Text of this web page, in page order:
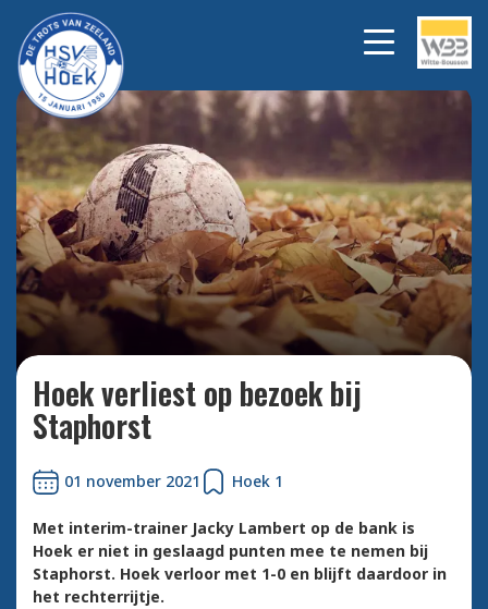
Bekijk alle foto's
Hoek verliest op bezoek bij
Staphorst
01 november 2021 Hoek 1
Met interim-trainer Jacky Lambert op de bank is
Hoek er niet in geslaagd punten mee te nemen bij
Staphorst. Hoek verloor met 1-0 en blijft daardoor in
het rechterrijtje.